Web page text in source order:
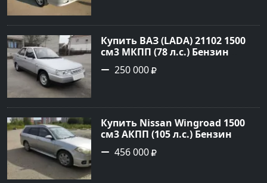
Купить ВАЗ (LADA) 21102 1500
см3 МКПП (78 л.с.) Бензин
карбюратор в Небуг: цвет
Серебро Седан 2001 года по
Авторынок23
250 000
Купить Nissan Wingroad 1500
см3 АКПП (105 л.с.) Бензин
инжектор в Армавир: цвет
Серебристый Универсал 2002
456 000